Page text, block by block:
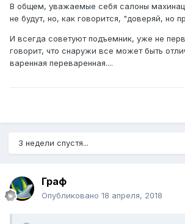
В общем, уважаемые себя салоны
не будут, но, как говорится, "доверяй, но
И всегда советуют подъемник, уже не
говорит, что снаружи все может быть
варенная переваренная....
3 недели спустя...
Граф
Опубликовано 18 апреля, 2018